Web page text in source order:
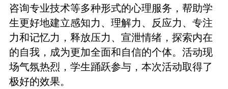
咨询专业技术等多种形式的心理服务，帮助学
生更好地建立感知力、理解力、反应力、专注
力和记忆力，释放压力、宣泄情绪，探索内在
的自我，成为更加全面和自信的个体。活动现
场气氛热烈，学生踊跃参与，本次活动取得了
极好的效果。